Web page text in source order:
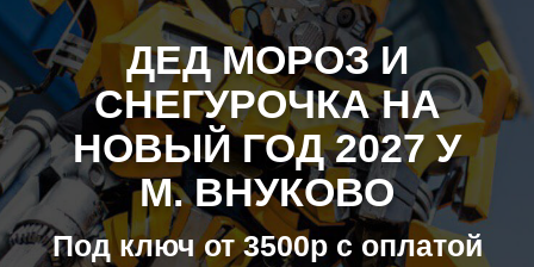
ДЕД МОРОЗ И
СНЕГУРОЧКА НА
НОВЫЙ ГОД 2027 У
М. ВНУКОВО
Под ключ от 3500р с оплатой